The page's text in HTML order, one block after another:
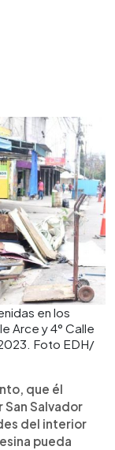
en los
Arce y 4° Calle
Foto EDH/
que él
San Salvador
del interior
pueda